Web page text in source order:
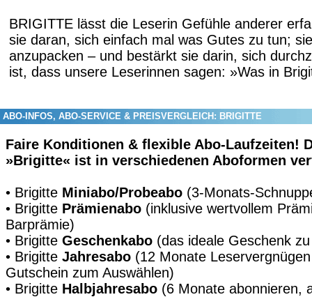
BRIGITTE lässt die Leserin Gefühle anderer
sie daran, sich einfach mal was Gutes zu tun;
anzupacken – und bestärkt sie darin, sich
ist, dass unsere Leserinnen sagen: »Was in
ABO-INFOS, ABO-SERVICE & PREISVERGLEICH: BRIGITTE
Faire Konditionen & flexible Abo-Laufzeiten!
»Brigitte« ist in verschiedenen Aboformen
• Brigitte Miniabo/Probeabo(3-Monats-
• Brigitte Prämienabo(inklusive wertvollem
Barprämie)
• Brigitte Geschenkabo(das ideale Geschenk
• Brigitte Jahresabo(12 Monate
Gutschein zum Auswählen)
• Brigitte Halbjahresabo(6 Monate abonnieren,